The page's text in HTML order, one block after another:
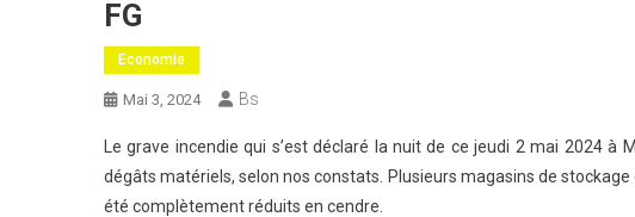
FG
Economie
Mai 3, 2024 Bs
Le grave incendie qui s’est déclaré la nuit de ce jeudi 2 mai 2024 à
dégâts matériels, selon nos constats. Plusieurs magasins de
été complètement réduits en cendre.